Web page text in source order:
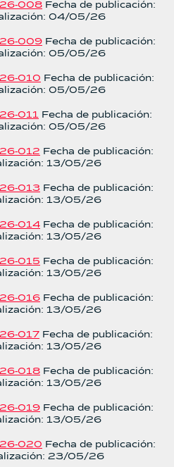
008 Fecha de publicación:
04/05/26
009 Fecha de publicación:
05/05/26
010 Fecha de publicación:
05/05/26
011 Fecha de publicación:
05/05/26
012 Fecha de publicación:
13/05/26
013 Fecha de publicación:
13/05/26
014 Fecha de publicación:
13/05/26
015 Fecha de publicación:
13/05/26
016 Fecha de publicación:
13/05/26
017 Fecha de publicación:
13/05/26
018 Fecha de publicación:
13/05/26
019 Fecha de publicación:
13/05/26
020 Fecha de publicación:
23/05/26